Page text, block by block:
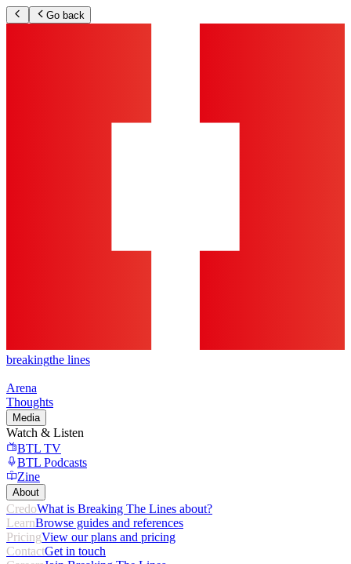
Go back
breakingthe lines
Arena
Thoughts
Media
Watch & Listen
BTL TV
BTL Podcasts
Zine
About
CredoWhat is Breaking The Lines about?
LearnBrowse guides and references
PricingView our plans and pricing
ContactGet in touch